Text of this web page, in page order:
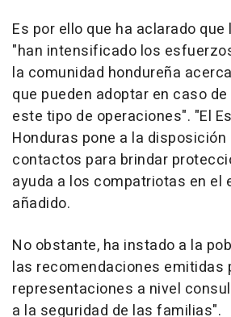
Es por ello que ha aclarado
"han intensificado los
la comunidad hondureña
que pueden adoptar en caso
este tipo de operaciones". "El
Honduras pone a la
contactos para brindar
ayuda a los compatriotas en el
añadido.
No obstante, ha instado a la
las recomendaciones emitidas
representaciones a nivel
a la seguridad de las familias".